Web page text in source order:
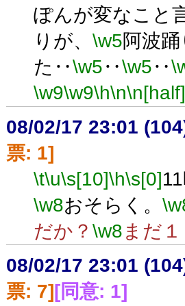
ぽんが変なこと
りが、 \w5阿波
た‥\w5‥\w5‥
\w9\w9\h\n\n[half]
08/02/17 23:01
票: 1]
\t\u\s[10]\h\s[0]
\w8おそらく。
だか？ \w8まだ
08/02/17 23:01
票: 7][同意: 1]